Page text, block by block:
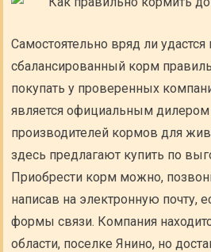
Самостоятельно вряд ли удастся
сбалансированный корм
покупать у проверенных
является официальным
производителей кормов для
здесь предлагают купить по
Приобрести корм можно,
написав на электронную почту,
формы связи. Компания
области, поселке Янино, но